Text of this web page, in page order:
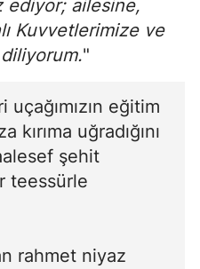
ediyor; ailesine,
Kuvvetlerimize ve
"
eğitim
kırıma uğradığını
şehit
teessürle
rahmet niyaz